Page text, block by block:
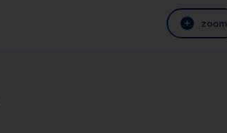
zoom